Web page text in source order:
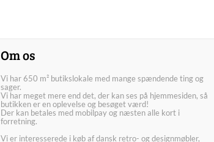
Om os
Vi har 650 m² butikslokale med mange spændende ting og
sager.
Vi har meget mere end det, der kan ses på hjemmesiden, så
butikken er en oplevelse og besøget værd!
Der kan betales med mobilpay og næsten alle kort i
forretning.
Vi er interesserede i køb af dansk retro- og designmøbler,